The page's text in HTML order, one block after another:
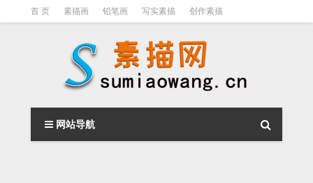
首 页 素描画 铅笔画 写实素描 创作素描
素描视频教程
网站导航